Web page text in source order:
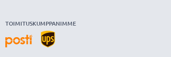
TOIMITUSKUMPPANIMME